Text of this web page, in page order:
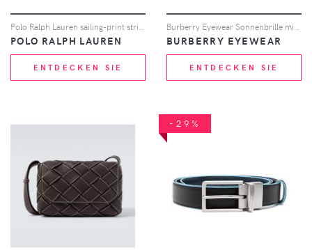
Polo Ralph Lauren sailing-print striped silk tie - Blau
POLO RALPH LAUREN
ENTDECKEN SIE
Burberry Eyewear Sonnenbrille mit eckigem Gestell - Schwarz
BURBERRY EYEWEAR
ENTDECKEN SIE
-29%